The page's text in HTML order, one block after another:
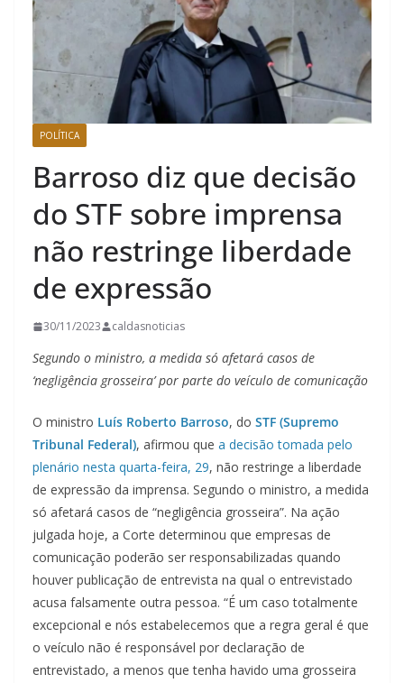
POLÍTICA
Barroso diz que decisão
do STF sobre imprensa
não restringe liberdade
de expressão
30/11/2023 caldasnoticias
Segundo o ministro, a medida só afetará casos de
‘negligência grosseira’ por parte do veículo de comunicação
O ministro Luís Roberto Barroso, do STF (Supremo
Tribunal Federal), afirmou que a decisão tomada pelo
plenário nesta quarta-feira, 29, não restringe a liberdade
de expressão da imprensa. Segundo o ministro, a medida
só afetará casos de “negligência grosseira”. Na ação
julgada hoje, a Corte determinou que empresas de
comunicação poderão ser responsabilizadas quando
houver publicação de entrevista na qual o entrevistado
acusa falsamente outra pessoa. “É um caso totalmente
excepcional e nós estabelecemos que a regra geral é que
o veículo não é responsável por declaração de
entrevistado, a menos que tenha havido uma grosseira